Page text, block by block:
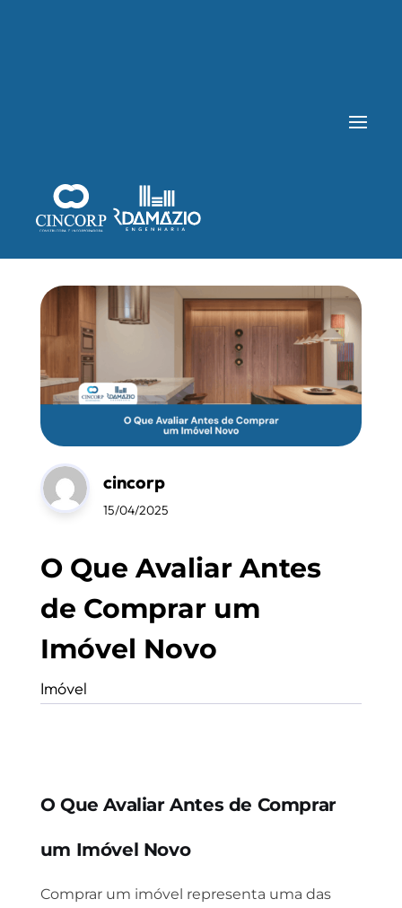
cincorp
15/04/2025
O Que Avaliar Antes
de Comprar um
Imóvel Novo
Imóvel
O Que Avaliar Antes de Comprar
um Imóvel Novo
Comprar um imóvel representa uma das